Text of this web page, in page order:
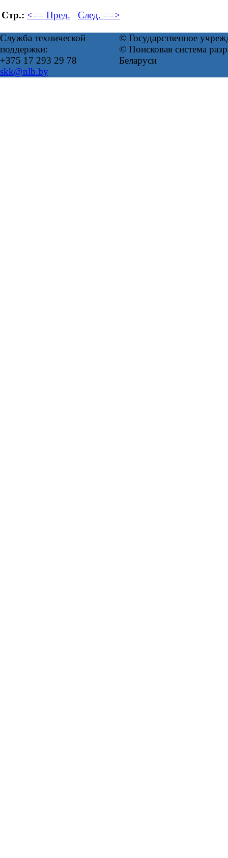
Стр.: <== Пред. След. ==>
Служба технической
поддержки:
+375 17 293 29 78
skk@nlb.by
© Государственное
© Поисковая система
Беларуси